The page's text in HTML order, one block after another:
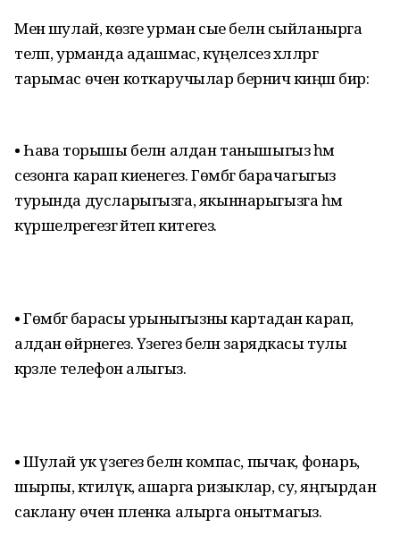
Менә шулай, көзге урман сые белән сыйланырга
теләп, урманда адашмас, күңелсез хәлләргә
тарымас өчен коткаручылар берничә киңәш бирә:
• Һава торышы белән алдан танышыгыз һәм
сезонга карап киенегез. Гөмбәгә барачагыгыз
турында дусларыгызга, якыннарыгызга һәм
күршеләрегезгә әйтеп китегез.
• Гөмбәгә барасы урыныгызны картадан карап,
алдан өйрәнегез. Үзегез белән зарядкасы тулы
кәрәзле телефон алыгыз.
• Шулай ук үзегез белән компас, пычак, фонарь,
шырпы, кәтилүк, ашарга ризыклар, су, яңгырдан
саклану өчен пленка алырга онытмагыз.